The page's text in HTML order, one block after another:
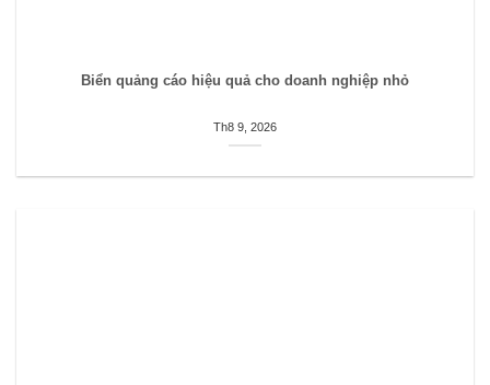
Biển quảng cáo hiệu quả cho doanh nghiệp nhỏ
Th8 9, 2026